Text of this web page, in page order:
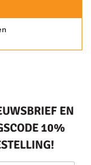
EN
10%